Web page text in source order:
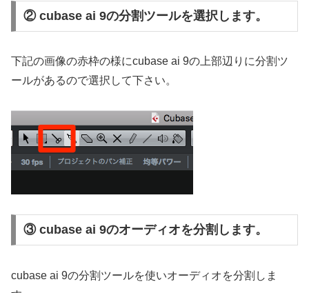
② cubase ai 9の分割ツールを選択します。
下記の画像の赤枠の様にcubase ai 9の上部辺りに分割ツ
ールがあるので選択して下さい。
③ cubase ai 9のオーディオを分割します。
cubase ai 9の分割ツールを使いオーディオを分割しま